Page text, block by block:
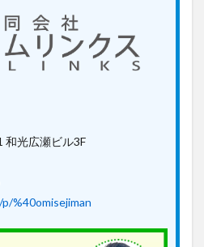
和光広瀬ビル3F
%40omisejiman